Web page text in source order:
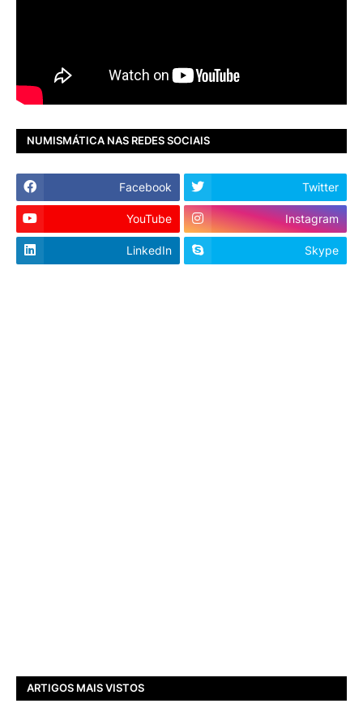
NUMISMÁTICA NAS REDES SOCIAIS
Facebook Twitter
YouTube Instagram
LinkedIn Skype
ARTIGOS MAIS VISTOS